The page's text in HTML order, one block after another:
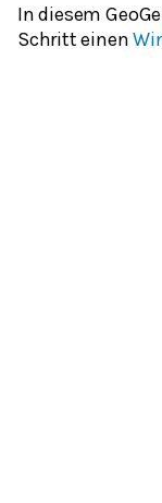
In diesem
Schritt einen